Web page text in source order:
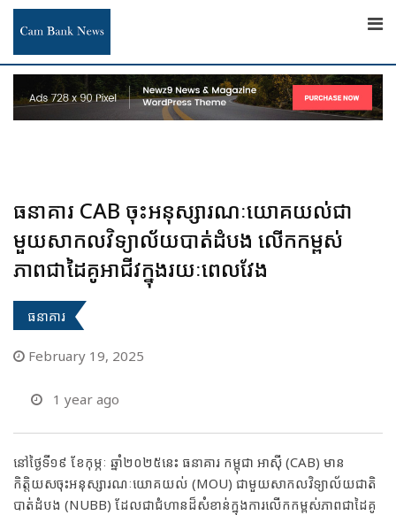
Skip
content
ធនាគារ CAB ចុះអនុស្សារណៈយោគយល់ជា
មួយសាកលវិទ្យាល័យបាត់ដំបង លើកកម្ពស់
ភាពជាដៃគូអាជីវក្នុងរយៈពេលវែង
ធនាគារ
February 19, 2025
1 year ago
នៅថ្ងៃទី១៩ ខែកុម្ភៈ ឆ្នាំ២០២៥នេះ ធនាគារ កម្ពុជា អាស៊ី (CAB) មាន
កិត្តិយសចុះអនុស្សារណៈយោគយល់ (MOU) ជាមួយសាកលវិទ្យាល័យជាតិ
បាត់ដំបង (NUBB) ដែលជាជំហានដ៏សំខាន់ក្នុងការលើកកម្ពស់ភាពជាដៃគូ